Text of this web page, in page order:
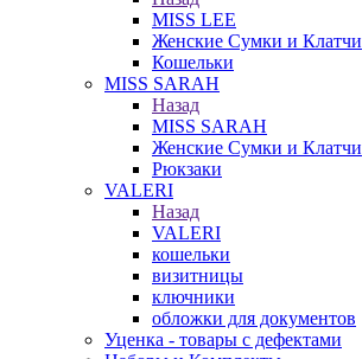
MISS LEE
Женские Сумки и Клатчи
Кошельки
MISS SARAH
Назад
MISS SARAH
Женские Сумки и Клатчи
Рюкзаки
VALERI
Назад
VALERI
кошельки
визитницы
ключники
обложки для документов
Уценка - товары с дефектами